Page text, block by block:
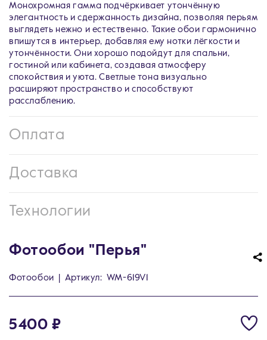
Монохромная гамма подчёркивает утончённую
элегантность и сдержанность дизайна, позволяя перьям
выглядеть нежно и естественно. Такие обои гармонично
впишутся в интерьер, добавляя ему нотки лёгкости и
утончённости. Они хорошо подойдут для спальни,
гостиной или кабинета, создавая атмосферу
спокойствия и уюта. Светлые тона визуально
расширяют пространство и способствуют
расслаблению.
Оплата
Доставка
Технологии
Фотообои "Перья"
Фотообои Артикул: WM-619V1
5400 ₽